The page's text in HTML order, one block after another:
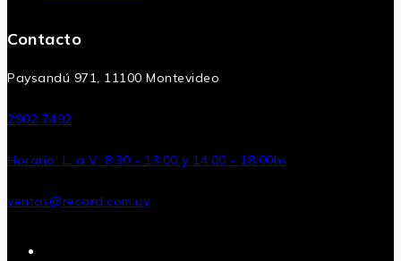
Contacto
Paysandú 971, 11100 Montevideo
2902 7492
Horario: L. a V. 8:30 - 13:00 y 14:00 - 18:00hs
ventas@record.com.uy